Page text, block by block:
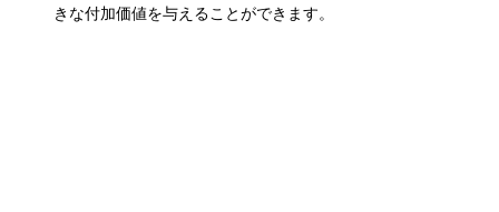
きな付加価値を与えることができます。